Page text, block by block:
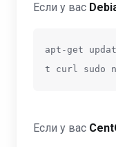
Если у вас
apt-get
t curl sudo
Если у вас